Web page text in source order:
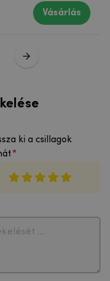
Vásárlás
ki a csillagok